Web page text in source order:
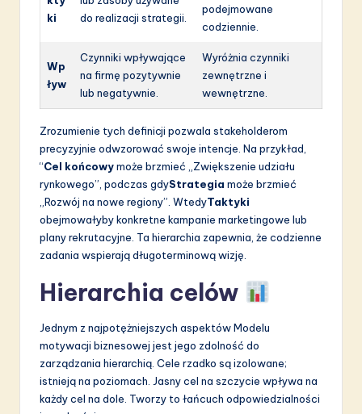
ki
do realizacji strategii.
podejmowane
codziennie.
Wp
ływ
Czynniki wpływające
na firmę pozytywnie
lub negatywnie.
Wyróżnia czynniki
zewnętrzne i
wewnętrzne.
Zrozumienie tych definicji pozwala stakeholderom
precyzyjnie odwzorować swoje intencje. Na przykład,
“Cel końcowymoże brzmieć „Zwiększenie udziału
rynkowego”, podczas gdyStrategia może brzmieć
„Rozwój na nowe regiony”. WtedyTaktyki
obejmowałyby konkretne kampanie marketingowe lub
plany rekrutacyjne. Ta hierarchia zapewnia, że codzienne
zadania wspierają długoterminową wizję.
Hierarchia celów
Jednym z najpotężniejszych aspektów Modelu
motywacji biznesowej jest jego zdolność do
zarządzania hierarchią. Cele rzadko są izolowane;
istnieją na poziomach. Jasny cel na szczycie wpływa na
każdy cel na dole. Tworzy to łańcuch odpowiedzialności